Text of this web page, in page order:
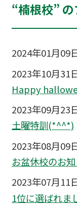
“楠根校”
2024年01月09
2023年10月31
Happy
2023年09月23
土曜特訓(*^^*)
2023年08月09
お盆休校のお
2023年07月11
1位に選ばれま